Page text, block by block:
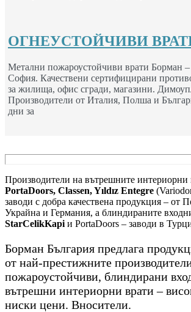
ОГНЕУСТОЙЧИВИ
Метални пожароустойчиви врати Борман
София. Качествени сертифицирани
за жилища, офис сгради, магазини.
Производители от Италия, Полша и
дни за
Производители на вътрешните интериорни
PortaDoors, Classen, Yıldız Entegre
заводи с добра качествена продукция – от
Украйна и Германия, а блиндираните
StarCelikKapi и PortaDoors – заводи в
Борман България предлага
от най-престижните
пожароустойчиви, блиндирани
вътрешни интериорни врати –
ниски цени. Вносители.